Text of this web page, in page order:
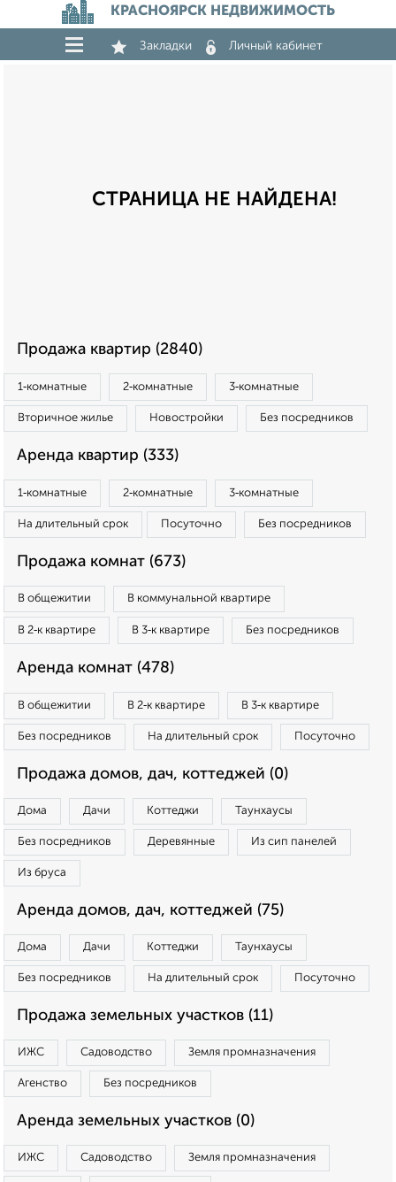
КРАСНОЯРСК НЕДВИЖИМОСТЬ
Закладки Личный кабинет
СТРАНИЦА НЕ НАЙДЕНА!
Продажа квартир (2840)
1‑комнатные 2‑комнатные 3‑комнатные
Вторичное жилье Новостройки Без посредников
Аренда квартир (333)
1‑комнатные 2‑комнатные 3‑комнатные
На длительный срок Посуточно Без посредников
Продажа комнат (673)
В общежитии В коммунальной квартире
В 2‑к квартире В 3‑к квартире Без посредников
Аренда комнат (478)
В общежитии В 2‑к квартире В 3‑к квартире
Без посредников На длительный срок Посуточно
Продажа домов, дач, коттеджей (0)
Дома Дачи Коттеджи Таунхаусы
Без посредников Деревянные Из сип панелей
Из бруса
Аренда домов, дач, коттеджей (75)
Дома Дачи Коттеджи Таунхаусы
Без посредников На длительный срок Посуточно
Продажа земельных участков (11)
ИЖС Садоводство Земля промназначения
Агенство Без посредников
Аренда земельных участков (0)
ИЖС Садоводство Земля промназначения